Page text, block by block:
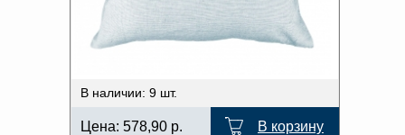
В наличии: 9 шт.
Цена: 578,90 р. В корзину